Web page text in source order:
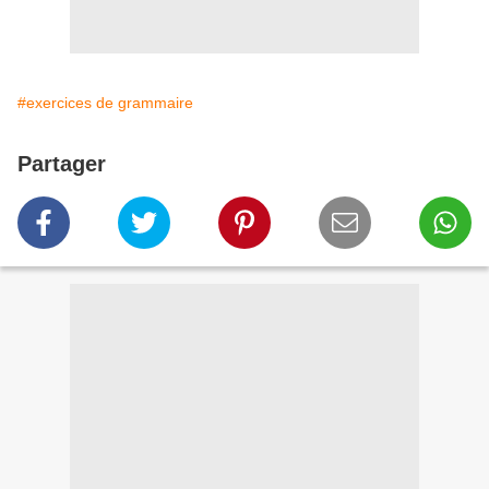
#exercices de grammaire
Partager